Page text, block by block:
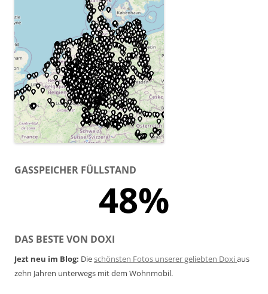
GASSPEICHER FÜLLSTAND
48%
DAS BESTE VON DOXI
Jezt neu im Blog: Dieschönsten Fotos unserer geliebten Doxiaus
zehn Jahren unterwegs mit dem Wohnmobil.